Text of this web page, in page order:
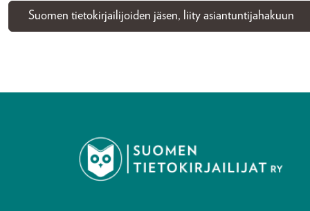
Suomen tietokirjailijoiden jäsen, liity asiantuntijahakuun